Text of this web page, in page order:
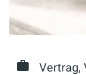
Vertrag,